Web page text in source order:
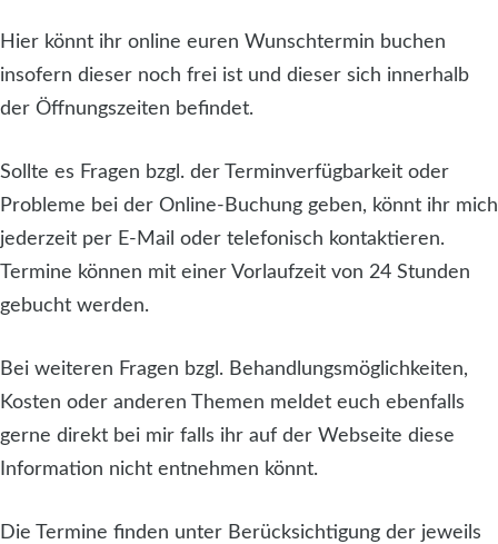
Hier könnt ihr online euren Wunschtermin buchen
insofern dieser noch frei ist und dieser sich innerhalb
der Öffnungszeiten befindet. ​
Sollte es Fragen bzgl. der Terminverfügbarkeit oder
Probleme bei der Online-Buchung geben, könnt ihr mich
jederzeit per E-Mail oder telefonisch kontaktieren.
Termine können mit einer Vorlaufzeit von 24 Stunden
gebucht werden.
Bei weiteren Fragen bzgl. Behandlungsmöglichkeiten,
Kosten oder anderen Themen meldet euch ebenfalls
gerne direkt bei mir falls ihr auf der Webseite diese
Information nicht entnehmen könnt.
Die Termine finden unter Berücksichtigung der jeweils